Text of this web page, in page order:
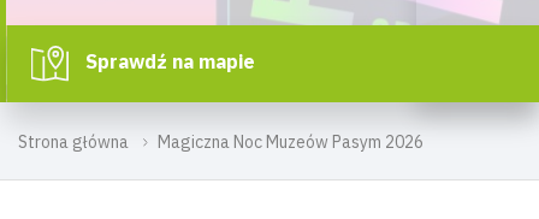
Strona główna Magiczna Noc Muzeów Pasym 2026
Sprawdź na mapie